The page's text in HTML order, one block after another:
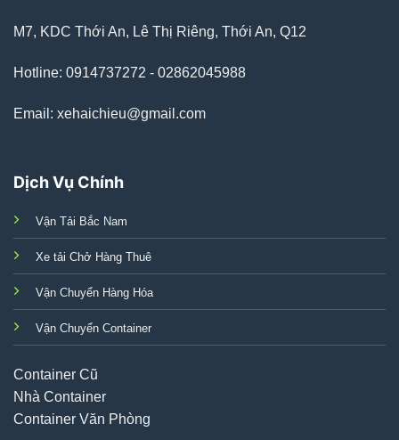
M7, KDC Thới An, Lê Thị Riêng, Thới An, Q12
Hotline: 0914737272 - 02862045988
Email: xehaichieu@gmail.com
Dịch Vụ Chính
Vận Tải Bắc Nam
Xe tải Chở Hàng Thuê
Vận Chuyển Hàng Hóa
Vận Chuyển Container
Container Cũ
Nhà Container
Container Văn Phòng